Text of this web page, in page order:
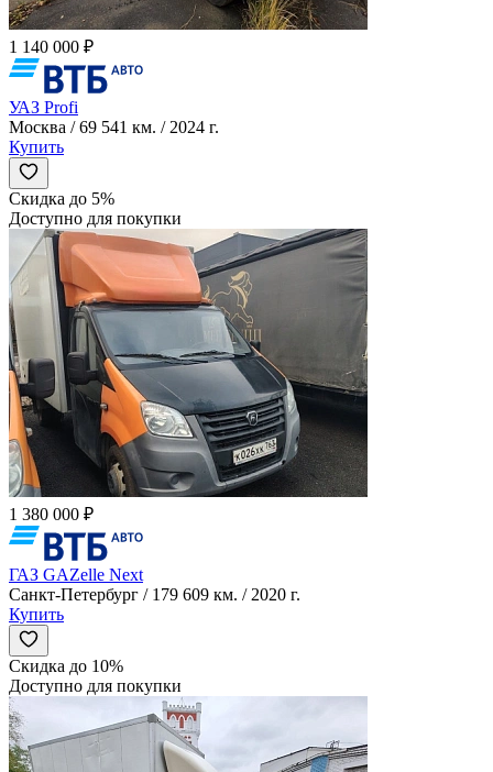
1 140 000 ₽
УАЗ Profi
Москва / 69 541 км. / 2024 г.
Купить
Скидка до 5%
Доступно для покупки
1 380 000 ₽
ГАЗ GAZelle Next
Санкт-Петербург / 179 609 км. / 2020 г.
Купить
Скидка до 10%
Доступно для покупки